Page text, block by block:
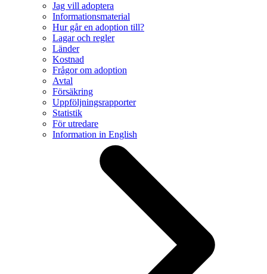
Jag vill adoptera
Informationsmaterial
Hur går en adoption till?
Lagar och regler
Länder
Kostnad
Frågor om adoption
Avtal
Försäkring
Uppföljningsrapporter
Statistik
För utredare
Information in English